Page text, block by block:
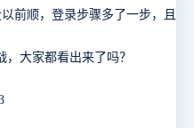
大家都看出来了吗？